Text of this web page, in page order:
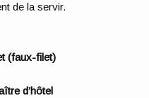
de la servir.
(faux-filet)
d’hôtel